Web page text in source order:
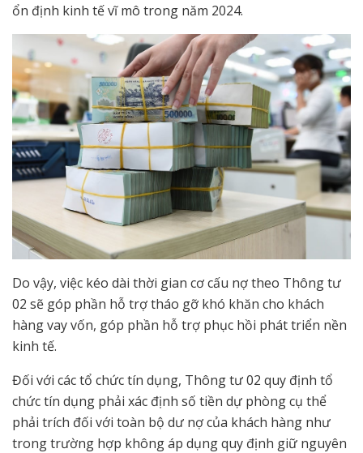
ổn định kinh tế vĩ mô trong năm 2024.
Do vậy, việc kéo dài thời gian cơ cấu nợ theo Thông tư
02 sẽ góp phần hỗ trợ tháo gỡ khó khăn cho khách
hàng vay vốn, góp phần hỗ trợ phục hồi phát triển nền
kinh tế.
Đối với các tổ chức tín dụng, Thông tư 02 quy định tổ
chức tín dụng phải xác định số tiền dự phòng cụ thể
phải trích đối với toàn bộ dư nợ của khách hàng như
trong trường hợp không áp dụng quy định giữ nguyên